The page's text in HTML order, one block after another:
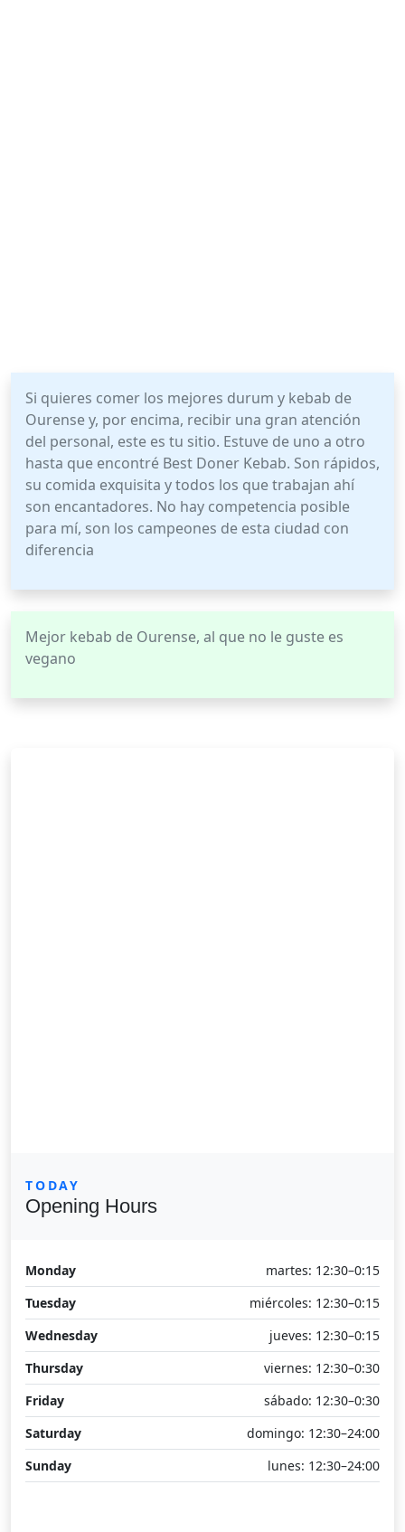
Si quieres comer los mejores durum y kebab de
Ourense y, por encima, recibir una gran atención
del personal, este es tu sitio. Estuve de uno a otro
hasta que encontré Best Doner Kebab. Son rápidos,
su comida exquisita y todos los que trabajan ahí
son encantadores. No hay competencia posible
para mí, son los campeones de esta ciudad con
diferencia
Mejor kebab de Ourense, al que no le guste es
vegano
TODAY
Opening Hours
Monday
martes: 12:30–0:15
Tuesday
miércoles: 12:30–0:15
Wednesday
jueves: 12:30–0:15
Thursday
viernes: 12:30–0:30
Friday
sábado: 12:30–0:30
Saturday
domingo: 12:30–24:00
Sunday
lunes: 12:30–24:00